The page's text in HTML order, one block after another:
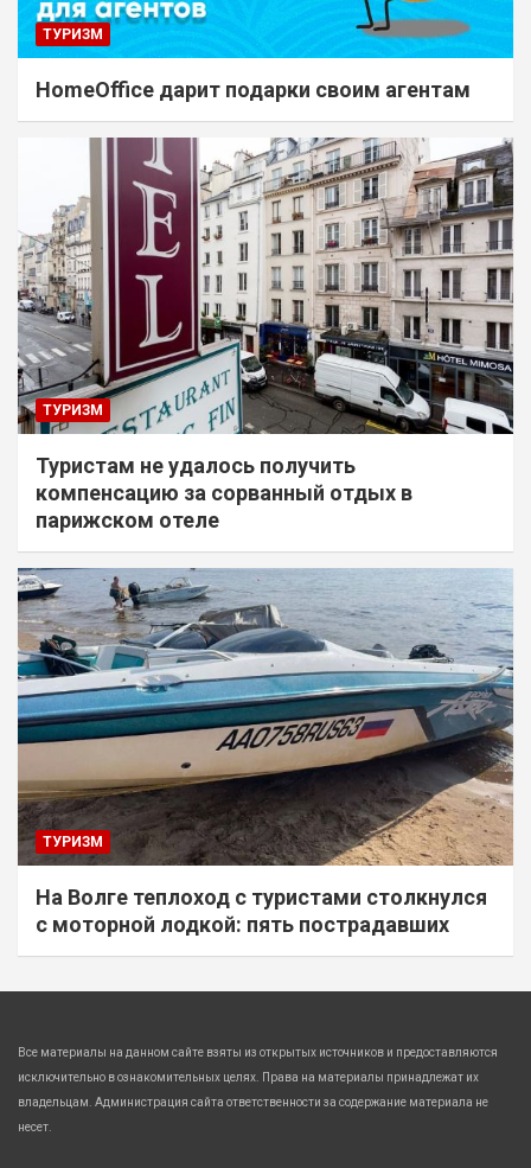
ТУРИЗМ
HomeOffice дарит подарки своим агентам
ТУРИЗМ
Туристам не удалось получить
компенсацию за сорванный отдых в
парижском отеле
ТУРИЗМ
На Волге теплоход с туристами столкнулся
с моторной лодкой: пять пострадавших
Все материалы на данном сайте взяты из открытых источников и предоставляются
исключительно в ознакомительных целях. Права на материалы принадлежат их
владельцам. Администрация сайта ответственности за содержание материала не
несет.